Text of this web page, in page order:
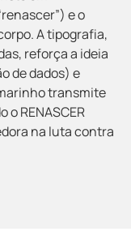
e o
A tipografia,
reforça a ideia
de dados) e
transmite
RENASCER
na luta contra